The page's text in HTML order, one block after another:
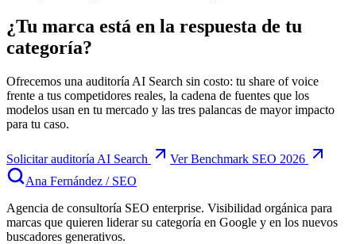
¿Tu marca está en la respuesta de tu
categoría?
Ofrecemos una auditoría AI Search sin costo: tu share of voice
frente a tus competidores reales, la cadena de fuentes que los
modelos usan en tu mercado y las tres palancas de mayor impacto
para tu caso.
Solicitar auditoría AI Search
Ver Benchmark SEO 2026
Ana Fernández / SEO
Agencia de consultoría SEO enterprise. Visibilidad orgánica para
marcas que quieren liderar su categoría en Google y en los nuevos
buscadores generativos.